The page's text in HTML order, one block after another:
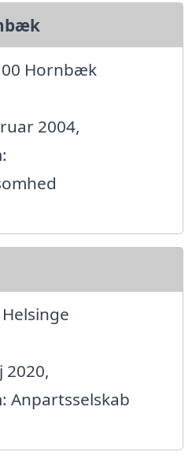
Hornbæk
2004,
2020,
Anpartsselskab